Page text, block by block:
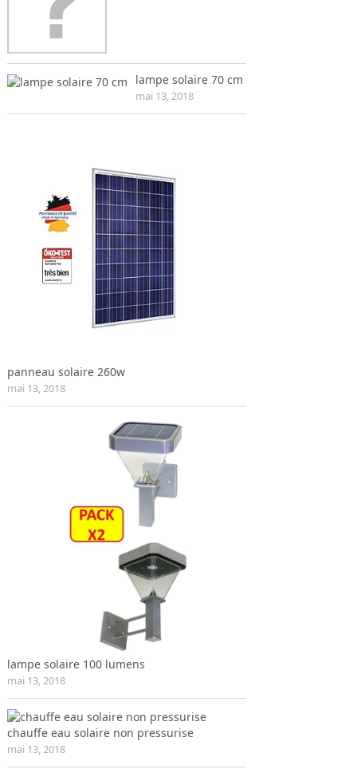
lampe solaire 70 cm
mai 13, 2018
panneau solaire 260w
mai 13, 2018
lampe solaire 100 lumens
mai 13, 2018
chauffe eau solaire non pressurise
mai 13, 2018